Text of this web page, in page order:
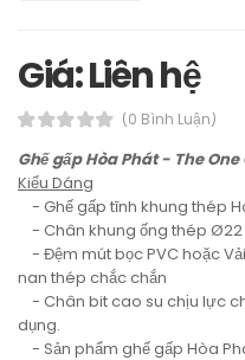
Giá: Liên hệ
(0 Bình Luận)
Ghế gấp Hòa Phát - The One
Kiểu Dáng
- Ghế gấp tĩnh khung thép
- Chân khung ống thép Ø22
- Đệm mút bọc PVC hoặc
nan thép chắc chắn
- Chân bit cao su chịu lực
dụng.
- Sản phẩm ghế gấp Hòa